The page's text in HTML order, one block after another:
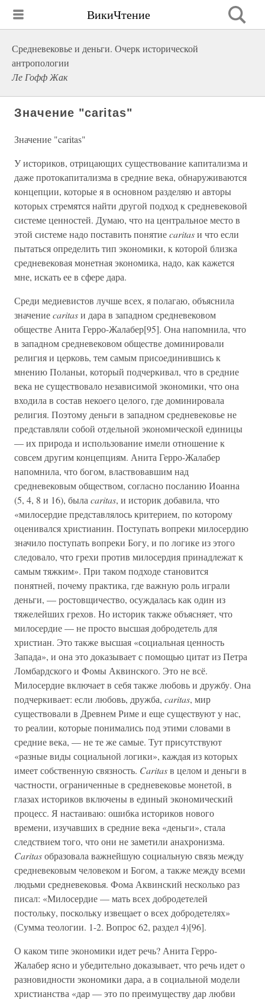
ВикиЧтение
Средневековье и деньги. Очерк исторической
антропологии
Ле Гофф Жак
Значение "caritas"
Значение "caritas"
У историков, отрицающих существование капитализма и
даже протокапитализма в средние века, обнаруживаются
концепции, которые я в основном разделяю и авторы
которых стремятся найти другой подход к средневековой
системе ценностей. Думаю, что на центральное место в
этой системе надо поставить понятиеcaritasи что если
пытаться определить тип экономики, к которой близка
средневековая монетная экономика, надо, как кажется
мне, искать ее в сфере дара.
Среди медиевистов лучше всех, я полагаю, объяснила
значениеcaritasи дара в западном средневековом
обществе Анита Герро-Жалабер[95]. Она напомнила, что
в западном средневековом обществе доминировали
религия и церковь, тем самым присоединившись к
мнению Поланьи, который подчеркивал, что в средние
века не существовало независимой экономики, что она
входила в состав некоего целого, где доминировала
религия. Поэтому деньги в западном средневековье не
представляли собой отдельной экономической единицы
— их природа и использование имели отношение к
совсем другим концепциям. Анита Герро-Жалабер
напомнила, что богом, властвовавшим над
средневековым обществом, согласно посланию Иоанна
(5, 4, 8 и 16), была caritas, и историк добавила, что
«милосердие представлялось критерием, по которому
оценивался христианин. Поступать вопреки милосердию
значило поступать вопреки Богу, и по логике из этого
следовало, что грехи против милосердия принадлежат к
самым тяжким». При таком подходе становится
понятней, почему практика, где важную роль играли
деньги, — ростовщичество, осуждалась как один из
тяжелейших грехов. Но историк также объясняет, что
милосердие — не просто высшая добродетель для
христиан. Это также высшая «социальная ценность
Запада», и она это доказывает с помощью цитат из Петра
Ломбардского и Фомы Аквинского. Это не всё.
Милосердие включает в себя также любовь и дружбу. Она
подчеркивает: если любовь, дружба, caritas, мир
существовали в Древнем Риме и еще существуют у нас,
то реалии, которые понимались под этими словами в
средние века, — не те же самые. Тут присутствуют
«разные виды социальной логики», каждая из которых
имеет собственную связность. Caritasв целом и деньги в
частности, ограниченные в средневековье монетой, в
глазах историков включены в единый экономический
процесс. Я настаиваю: ошибка историков нового
времени, изучавших в средние века «деньги», стала
следствием того, что они не заметили анахронизма.
Caritasобразовала важнейшую социальную связь между
средневековым человеком и Богом, а также между всеми
людьми средневековья. Фома Аквинский несколько раз
писал: «Милосердие — мать всех добродетелей
постольку, поскольку извещает о всех добродетелях»
(Сумма теологии. 1-2. Вопрос 62, раздел 4)[96].
О каком типе экономики идет речь? Анита Герро-
Жалабер ясно и убедительно доказывает, что речь идет о
разновидности экономики дара, а в социальной модели
христианства «дар — это по преимуществу дар любви